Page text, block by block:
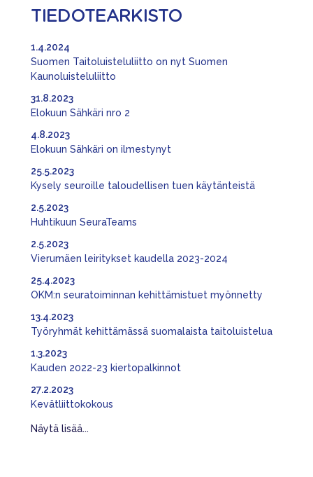
TIEDOTEARKISTO
Suomen Taitoluisteluliitto on nyt Suomen
Kaunoluisteluliitto
1.4.2024
Elokuun Sähkäri nro 2
31.8.2023
Elokuun Sähkäri on ilmestynyt
4.8.2023
Kysely seuroille taloudellisen tuen käytänteistä
25.5.2023
Huhtikuun SeuraTeams
2.5.2023
Vierumäen leiritykset kaudella 2023-2024
2.5.2023
OKM:n seuratoiminnan kehittämistuet myönnetty
25.4.2023
Työryhmät kehittämässä suomalaista taitoluistelua
13.4.2023
Kauden 2022-23 kiertopalkinnot
1.3.2023
Kevätliittokokous
27.2.2023
Näytä lisää...